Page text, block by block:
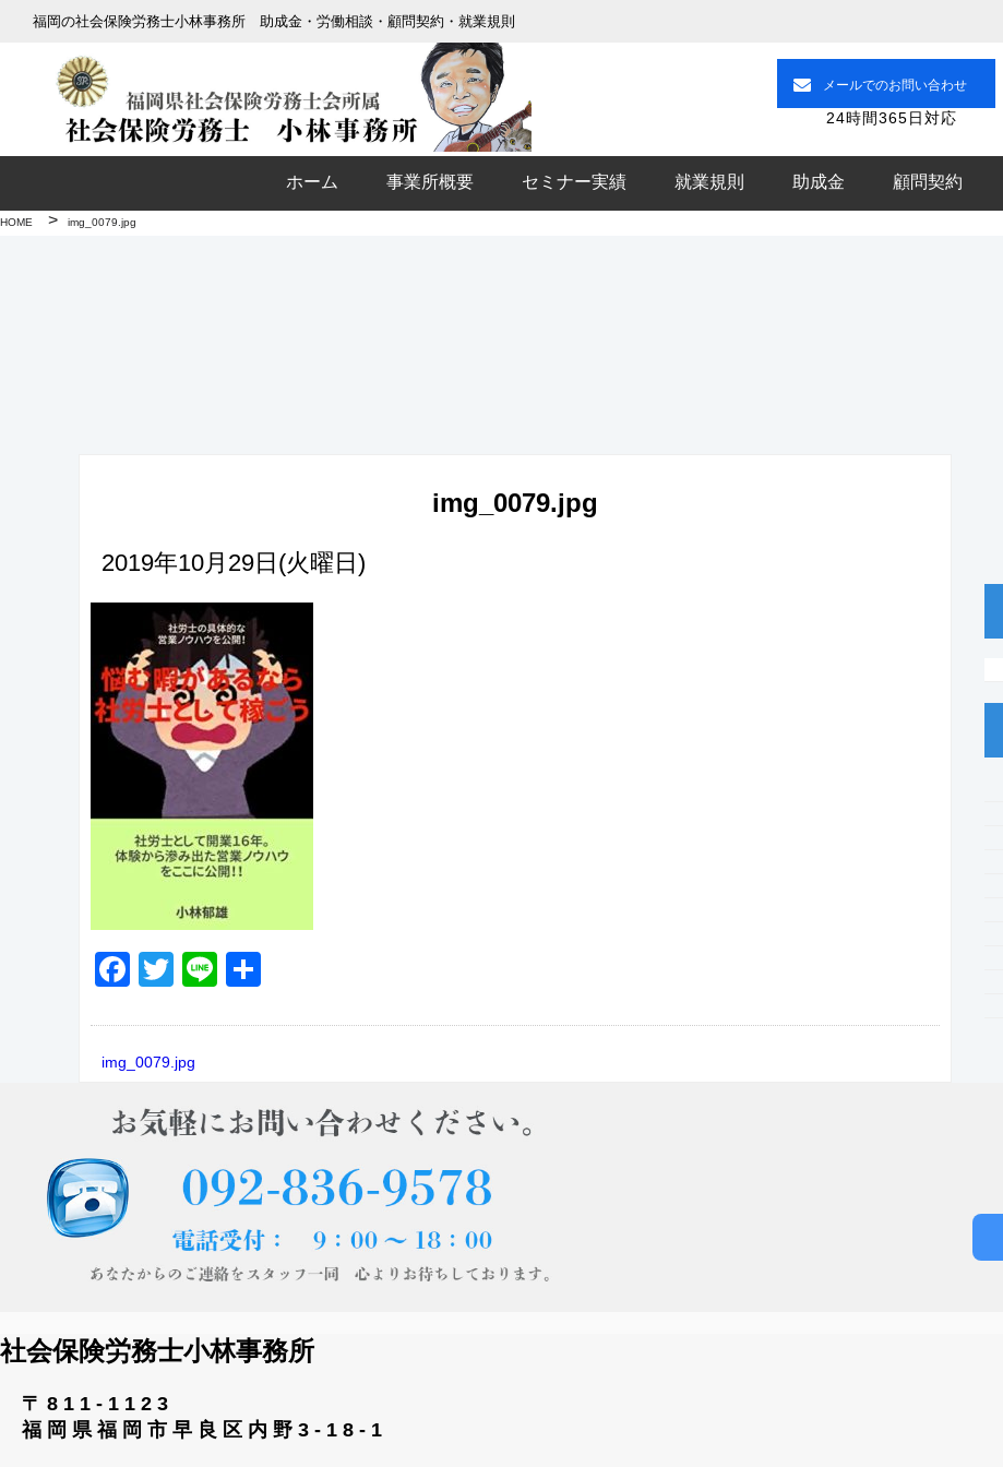
福岡の社会保険労務士小林事務所 助成金・労働相談・顧問契約・就業規則
メールでのお問い合わせ
24時間365日対応
ホーム 事業所概要 セミナー実績 就業規則 助成金 顧問契約
HOME > img_0079.jpg
img_0079.jpg
2019年10月29日(火曜日)
Facebook
Twitter
Line
img_0079.jpg
社会保険労務士小林事務所
〒811-1123
福岡県福岡市早良区内野3-18-1